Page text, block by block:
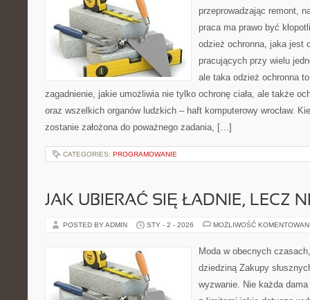
przeprowadzając remont,
praca ma prawo być
odzież ochronna, jaka jest
pracujących przy wielu
ale taka odzież ochronna
zagadnienie, jakie umożliwia nie tylko ochronę ciała, ale także
oraz wszelkich organów ludzkich – haft komputerowy wrocław.
zostanie założona do poważnego zadania, […]
CATEGORIES: PROGRAMOWANIE
JAK UBIERAĆ SIĘ ŁADNIE, LECZ
POSTED BY ADMIN STY - 2 - 2026 MOŻLIWOŚĆ
Moda w obecnych
dziedziną Zakupy
wyzwanie. Nie każda